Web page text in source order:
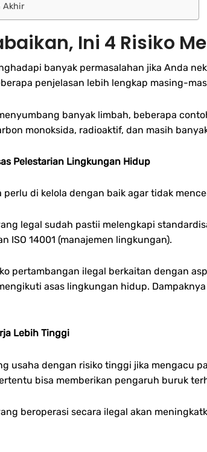
Akhir
Ini 4 Risiko
banyak permasalahan jika Anda
penjelasan lebih lengkap masing-
banyak limbah, beberapa
monoksida, radioaktif, dan masih
Pelestarian Lingkungan Hidup
perlu di kelola dengan baik agar tidak
legal sudah pastii melengkapi
ISO 14001 (manajemen lingkungan).
pertambangan ilegal berkaitan dengan
asas lingkungan hidup.
Lebih Tinggi
usaha dengan risiko tinggi jika mengacu
bisa memberikan pengaruh buruk
beroperasi secara ilegal akan